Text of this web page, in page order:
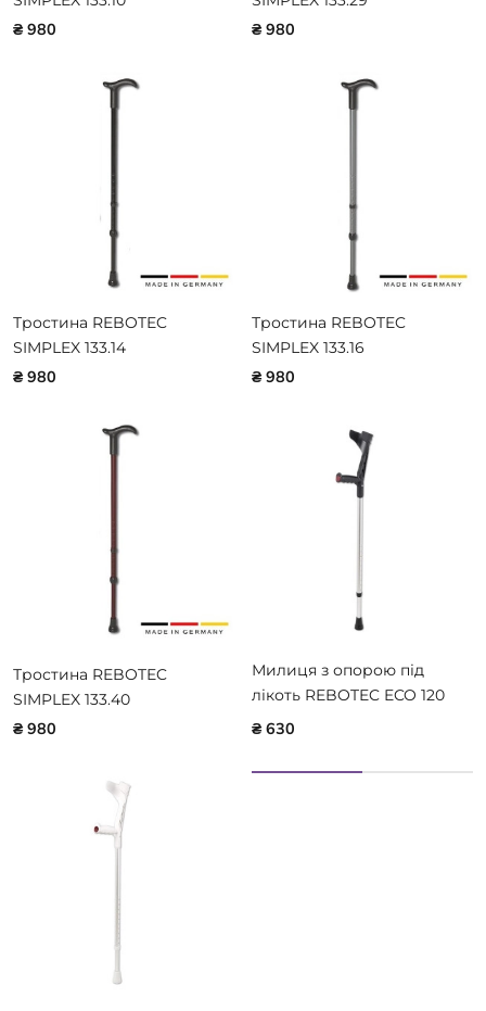
₴ 980
₴ 980
Тростина REBOTEC
SIMPLEX 133.14
₴ 980
Тростина REBOTEC
SIMPLEX 133.16
₴ 980
Тростина REBOTEC
SIMPLEX 133.40
₴ 980
Милиця з опорою під
лікоть REBOTEC ECO 120
BLACK 100.22.10
₴ 630